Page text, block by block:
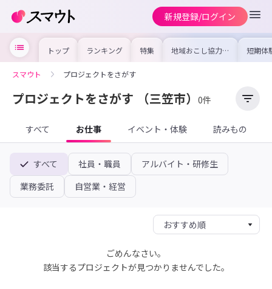
新規登録/ログイン
トップ ランキング 特集 地域おこし協力隊
の求人やイベント
を集めました！仕
けよう
短期体
り〜数
域を知
スマウト プロジェクトをさがす
プロジェクトをさがす （三笠市） 0件
すべて お仕事 イベント・体験 読みもの
すべて 社員・職員
アルバイト・研修生
業務委託
自営業・経営
ごめんなさい。
該当するプロジェクトが見つかりませんでした。